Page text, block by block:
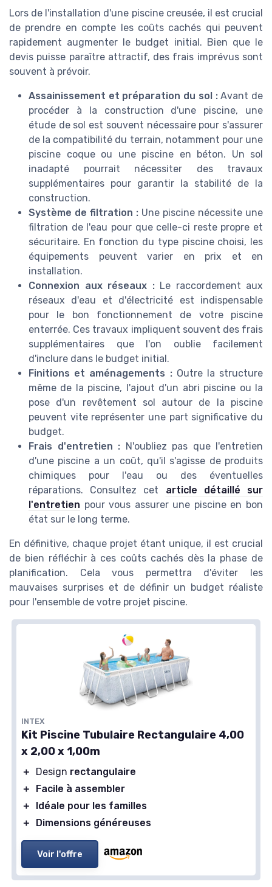
Lors de l'installation d'une piscine creusée, il est crucial
de prendre en compte les coûts cachés qui peuvent
rapidement augmenter le budget initial. Bien que le
devis puisse paraître attractif, des frais imprévus sont
souvent à prévoir.
Assainissement et préparation du sol :Avant de
procéder à la construction d'une piscine, une
étude de sol est souvent nécessaire pour s'assurer
de la compatibilité du terrain, notamment pour une
piscine coque ou une piscine en béton. Un sol
inadapté pourrait nécessiter des travaux
supplémentaires pour garantir la stabilité de la
construction.
Système de filtration : Une piscine nécessite une
filtration de l'eau pour que celle-ci reste propre et
sécuritaire. En fonction du type piscine choisi, les
équipements peuvent varier en prix et en
installation.
Connexion aux réseaux :Le raccordement aux
réseaux d'eau et d'électricité est indispensable
pour le bon fonctionnement de votre piscine
enterrée. Ces travaux impliquent souvent des frais
supplémentaires que l'on oublie facilement
d'inclure dans le budget initial.
Finitions et aménagements :Outre la structure
même de la piscine, l'ajout d'un abri piscine ou la
pose d'un revêtement sol autour de la piscine
peuvent vite représenter une part significative du
budget.
Frais d'entretien : N'oubliez pas que l'entretien
d'une piscine a un coût, qu'il s'agisse de produits
chimiques pour l'eau ou des éventuelles
réparations. Consultez cet article détaillé sur
l'entretien pour vous assurer une piscine en bon
état sur le long terme.
En définitive, chaque projet étant unique, il est crucial
de bien réfléchir à ces coûts cachés dès la phase de
planification. Cela vous permettra d'éviter les
mauvaises surprises et de définir un budget réaliste
pour l'ensemble de votre projet piscine.
INTEX
Kit Piscine Tubulaire Rectangulaire 4,00
x 2,00 x 1,00m
＋ Design rectangulaire
＋
Facile à assembler
＋
Idéale pour les familles
＋
Dimensions généreuses
Voir l'offre